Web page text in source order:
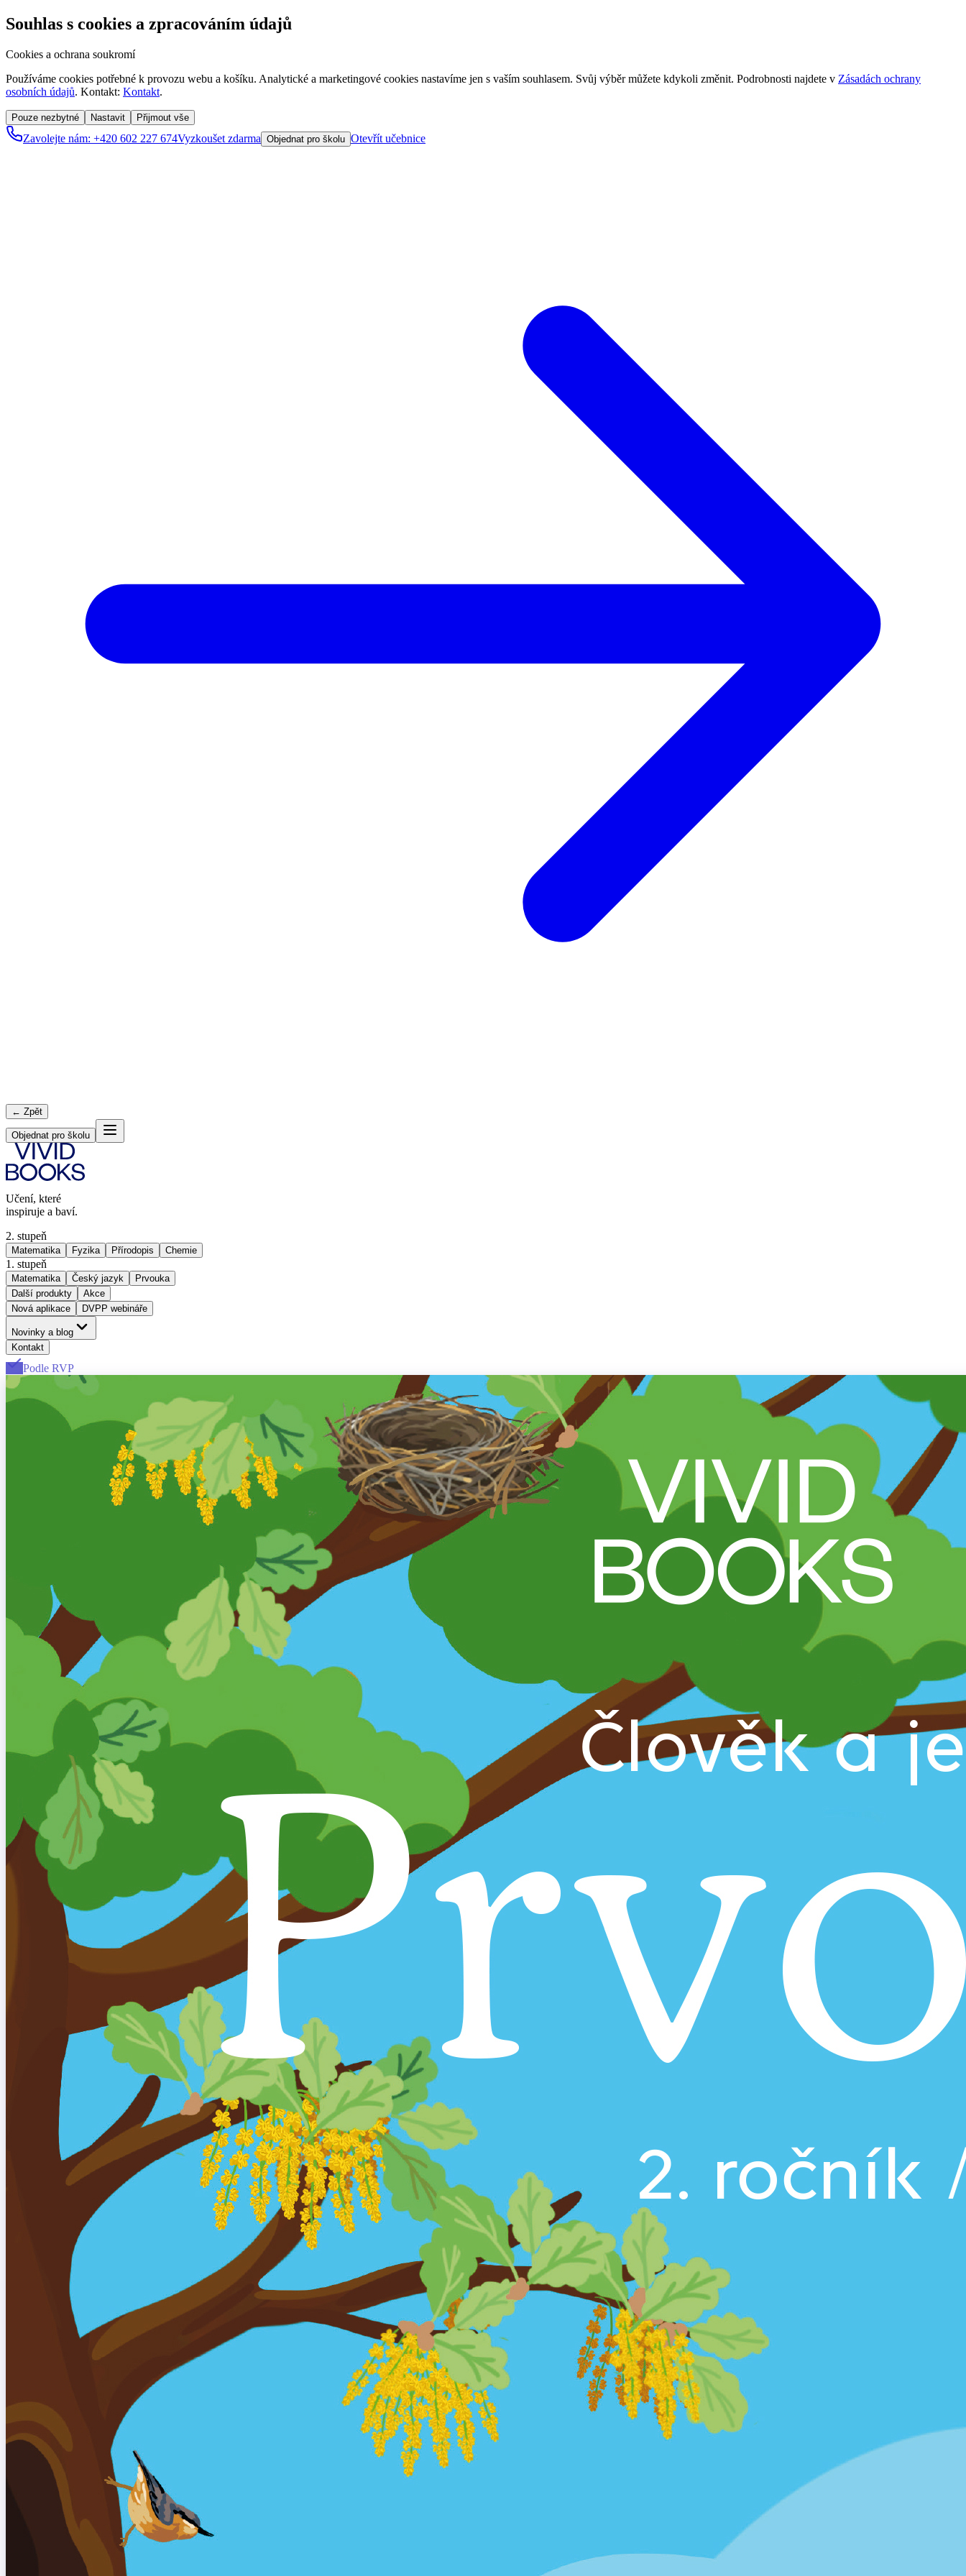
Souhlas s cookies a zpracováním údajů
Cookies a ochrana soukromí
Používáme cookies potřebné k provozu webu a košíku. Analytické a marketingové cookies nastavíme jen s vaším souhlasem. Svůj výběr můžete kdykoli změnit. Podrobnosti najdete v Zásadách ochrany
osobních údajů. Kontakt: Kontakt.
Pouze nezbytné Nastavit Přijmout vše
Zavolejte nám: +420 602 227 674Vyzkoušet zdarma Objednat pro školu Otevřít učebnice
← Zpět
Objednat pro školu
Učení, které
inspiruje a baví.
2. stupeň
Matematika Fyzika Přírodopis Chemie
1. stupeň
Matematika Český jazyk
Prvouka
Další produkty
Akce
Nová aplikace
DVPP webináře
Novinky a blog
Kontakt
Podle RVP